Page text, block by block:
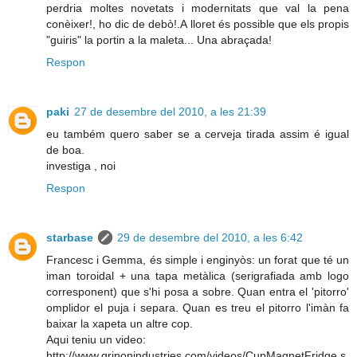
perdria moltes novetats i modernitats que val la pena
conèixer!, ho dic de debò!.A lloret és possible que els propis
"guiris" la portin a la maleta... Una abraçada!
Respon
paki 27 de desembre del 2010, a les 21:39
eu também quero saber se a cerveja tirada assim é igual
de boa.
investiga , noi
Respon
starbase
29 de desembre del 2010, a les 6:42
Francesc i Gemma, és simple i enginyòs: un forat que té un
iman toroidal + una tapa metàlica (serigrafiada amb logo
corresponent) que s'hi posa a sobre. Quan entra el 'pitorro'
omplidor el puja i separa. Quan es treu el pitorro l'imàn fa
baixar la xapeta un altre cop.
Aqui teniu un video: